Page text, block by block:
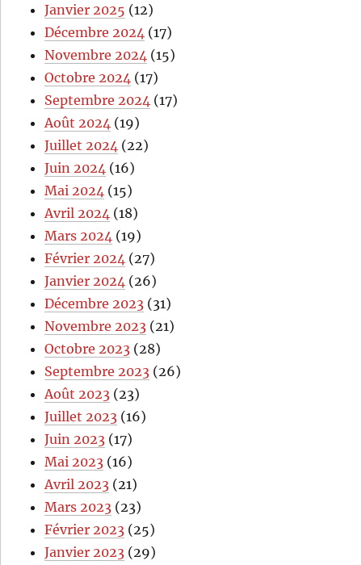
Janvier 2025 (12)
Décembre 2024 (17)
Novembre 2024 (15)
Octobre 2024 (17)
Septembre 2024 (17)
Août 2024 (19)
Juillet 2024 (22)
Juin 2024 (16)
Mai 2024 (15)
Avril 2024 (18)
Mars 2024 (19)
Février 2024 (27)
Janvier 2024 (26)
Décembre 2023 (31)
Novembre 2023 (21)
Octobre 2023 (28)
Septembre 2023 (26)
Août 2023 (23)
Juillet 2023 (16)
Juin 2023 (17)
Mai 2023 (16)
Avril 2023 (21)
Mars 2023 (23)
Février 2023 (25)
Janvier 2023 (29)